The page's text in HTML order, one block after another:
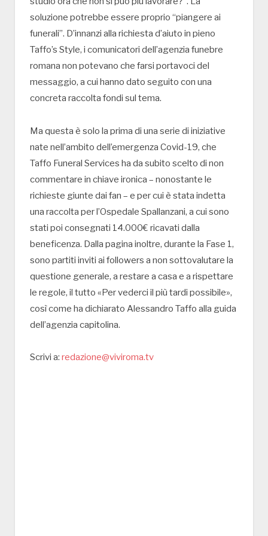
soluzione potrebbe essere proprio “piangere ai
funerali”. D’innanzi alla richiesta d’aiuto in pieno
Taffo’s Style, i comunicatori dell’agenzia funebre
romana non potevano che farsi portavoci del
messaggio, a cui hanno dato seguito con una
concreta raccolta fondi sul tema.
Ma questa è solo la prima di una serie di iniziative
nate nell’ambito dell’emergenza Covid-19, che
Taffo Funeral Services ha da subito scelto di non
commentare in chiave ironica – nonostante le
richieste giunte dai fan – e per cui è stata indetta
una raccolta per l’Ospedale Spallanzani, a cui sono
stati poi consegnati 14.000€ ricavati dalla
beneficenza. Dalla pagina inoltre, durante la Fase 1,
sono partiti inviti ai followers a non sottovalutare la
questione generale, a restare a casa e a rispettare
le regole, il tutto «Per vederci il più tardi possibile»,
così come ha dichiarato Alessandro Taffo alla guida
dell’agenzia capitolina.
Scrivi a: redazione@viviroma.tv